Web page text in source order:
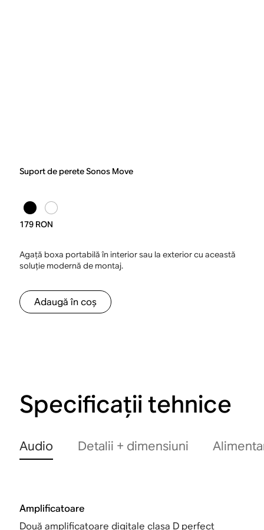
Suport de perete Sonos Move
179 RON
Agață boxa portabilă în interior sau la exterior cu această
soluție modernă de montaj.
Adaugă în coș
Specificații tehnice
Audio Detalii + dimensiuni
Amplificatoare
Două amplificatoare digitale clasa D perfect